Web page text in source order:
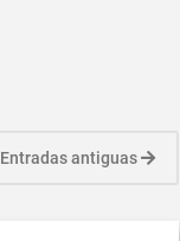
Entradas antiguas